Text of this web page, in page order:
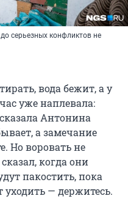
серьезных конфликтов не
вода бежит, а у
уже наплевала:
Антонина
а замечание
Но воровать не
когда они
пакостить, пока
уходить — держитесь.